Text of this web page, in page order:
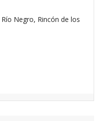
Negro, Rincón de los